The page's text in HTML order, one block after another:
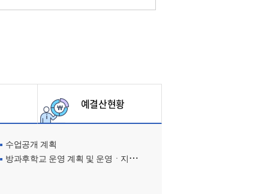
예결산현황
수업공개 계획
방과후학교 운영 계획 및 운영ㆍ지원현황